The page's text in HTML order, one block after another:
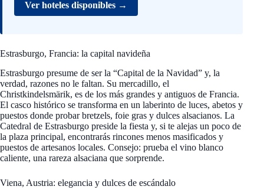
Ver hoteles disponibles →
Estrasburgo, Francia: la capital navideña
Estrasburgo presume de ser la “Capital de la Navidad” y, la
verdad, razones no le faltan. Su mercadillo, el
Christkindelsmärik, es de los más grandes y antiguos de Francia.
El casco histórico se transforma en un laberinto de luces, abetos y
puestos donde probar bretzels, foie gras y dulces alsacianos. La
Catedral de Estrasburgo preside la fiesta y, si te alejas un poco de
la plaza principal, encontrarás rincones menos masificados y
puestos de artesanos locales. Consejo: prueba el vino blanco
caliente, una rareza alsaciana que sorprende.
Viena, Austria: elegancia y dulces de escándalo